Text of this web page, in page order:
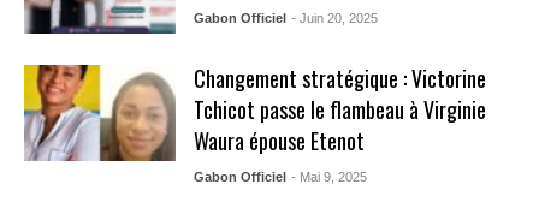
Gabon Officiel - Juin 20, 2025
Changement stratégique : Victorine
Tchicot passe le flambeau à Virginie
Waura épouse Etenot
Gabon Officiel - Mai 9, 2025